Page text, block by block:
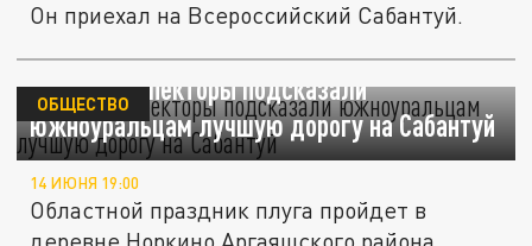
Он приехал на Всероссийский Сабантуй.
Госавтоинспекторы подсказали
южноуральцам лучшую дорогу на Сабантуй
ОБЩЕСТВО
14 ИЮНЯ 19:00
Областной праздник плуга пройдет в